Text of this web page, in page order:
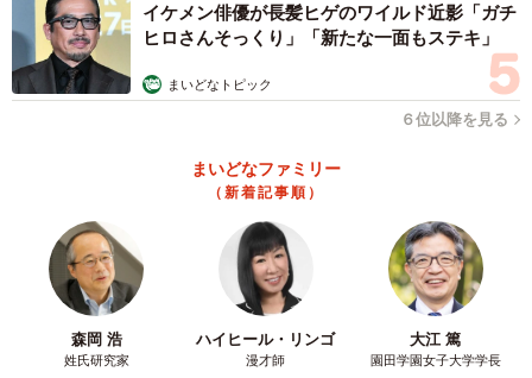
イケメン俳優が長髪ヒゲのワイルド近影「ガチ
ヒロさんそっくり」「新たな一面もステキ」
まいどなトピック
６位以降を見る
まいどなファミリー
（新着記事順）
森岡 浩
姓氏研究家
ハイヒール・リンゴ
漫才師
大江 篤
園田学園女子大学学長